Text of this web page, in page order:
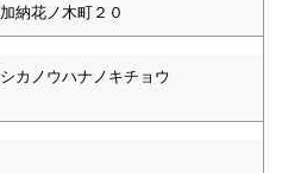
納花ノ木町２０
カノウハナノキチョウ